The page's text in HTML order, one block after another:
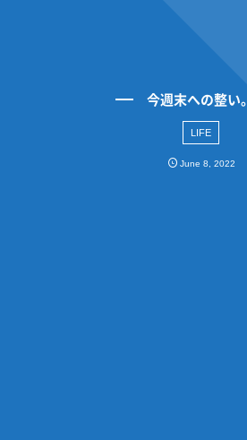
今週末への整い。
LIFE
June 8 ,2022